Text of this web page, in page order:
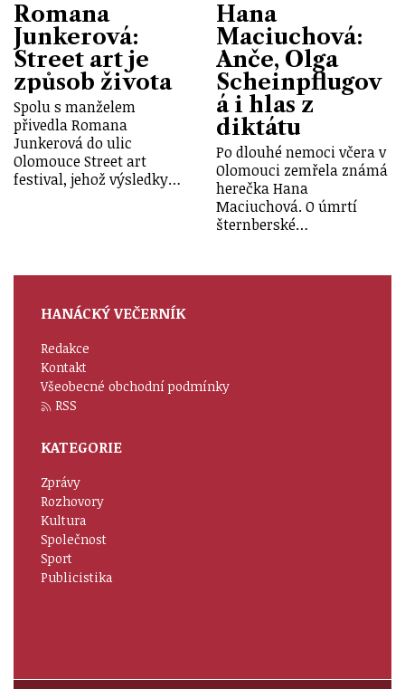
Romana
Junkerová:
Street art je
způsob života
Spolu s manželem
přivedla Romana
Junkerová do ulic
Olomouce Street art
festival, jehož výsledky…
Hana
Maciuchová:
Anče, Olga
Scheinpflugov
á i hlas z
diktátu
Po dlouhé nemoci včera v
Olomouci zemřela známá
herečka Hana
Maciuchová. O úmrtí
šternberské…
HANÁCKÝ VEČERNÍK
Redakce
Kontakt
Všeobecné obchodní podmínky
RSS
KATEGORIE
Zprávy
Rozhovory
Kultura
Společnost
Sport
Publicistika